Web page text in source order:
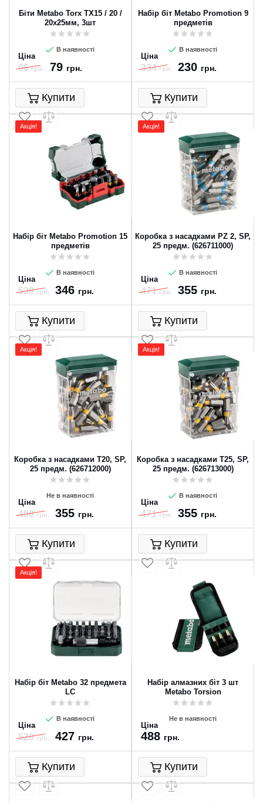
Біти Metabo Torx TX15 / 20 /
20х25мм, 3шт
В наявності
Ціна
96грн. 79 грн.
Купити
Набір біт Metabo Promotion 9
предметів
В наявності
Ціна
334грн. 230 грн.
Купити
Акція!
Набір біт Metabo Promotion 15
предметів
В наявності
Ціна
530грн. 346 грн.
Купити
Акція!
Коробка з насадками PZ 2, SP,
25 предм. (626711000)
В наявності
Ціна
471грн. 355 грн.
Купити
Акція!
Коробка з насадками T20, SP,
25 предм. (626712000)
Не в наявності
Ціна
480грн. 355 грн.
Купити
Акція!
Коробка з насадками T25, SP,
25 предм. (626713000)
В наявності
Ціна
471грн. 355 грн.
Купити
Акція!
Набір біт Metabo 32 предмета
LC
В наявності
Ціна
520грн. 427 грн.
Купити
Набір алмазних біт 3 шт
Metabo Torsion
Не в наявності
Ціна
488 грн.
Купити